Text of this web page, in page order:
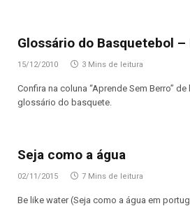
Glossário do Basquetebol –
15/12/2010 3 Mins de leitura
Confira na coluna “Aprende Sem Berro”
glossário do basquete.
Seja como a água
02/11/2015 7 Mins de leitura
Be like water (Seja como a água em